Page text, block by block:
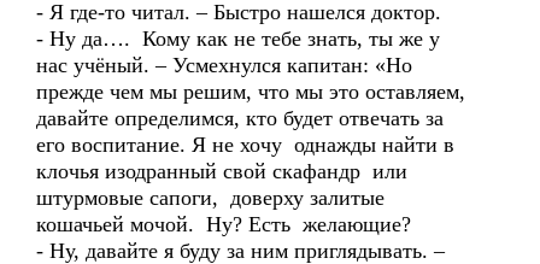
- Я где-то читал. – Быстро нашелся доктор.
- Ну да…. Кому как не тебе знать, ты же у
нас учёный. – Усмехнулся капитан: «Но
прежде чем мы решим, что мы это оставляем,
давайте определимся, кто будет отвечать за
его воспитание. Я не хочу однажды найти в
клочья изодранный свой скафандр или
штурмовые сапоги, доверху залитые
кошачьей мочой. Ну? Есть желающие?
- Ну, давайте я буду за ним приглядывать. –